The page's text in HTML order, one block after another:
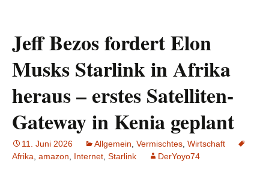
Jeff Bezos fordert Elon
Musks Starlink in Afrika
heraus – erstes Satelliten-
Gateway in Kenia geplant
11. Juni 2026 Allgemein Vermischtes Wirtschaft
Afrika amazon Internet Starlink DerYoyo74